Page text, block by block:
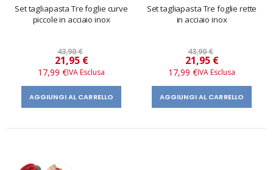
Set tagliapasta Tre foglie curve
piccole in acciaio inox
43,90 €
Prezzo
speciale
21,95 €
17,99 €
AGGIUNGI AL CARRELLO
Set tagliapasta Tre foglie rette
in acciaio inox
43,90 €
Prezzo
speciale
21,95 €
17,99 €
AGGIUNGI AL CARRELLO